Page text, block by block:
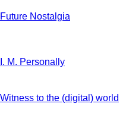
Future Nostalgia
I. M. Personally
Witness to the (digital) world